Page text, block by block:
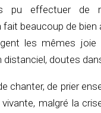
pu effectuer de
beaucoup de
les mêmes
distanciel, doutes
chanter, de prier
malgré la